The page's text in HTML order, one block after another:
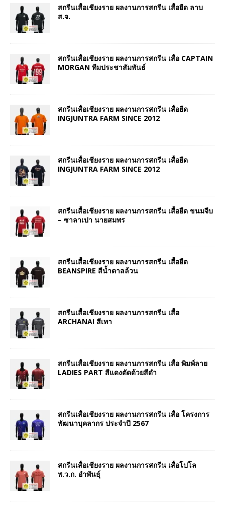
สกรีนเสื้อเชียงราย ผลงานการสกรีน เสื้อยืด ลาบ
ส.จ.
สกรีนเสื้อเชียงราย ผลงานการสกรีน เสื้อ CAPTAIN
MORGAN ทีมประชาสัมพันธ์
สกรีนเสื้อเชียงราย ผลงานการสกรีน เสื้อยืด
INGJUNTRA FARM SINCE 2012
สกรีนเสื้อเชียงราย ผลงานการสกรีน เสื้อยืด
INGJUNTRA FARM SINCE 2012
สกรีนเสื้อเชียงราย ผลงานการสกรีน เสื้อยืด ขนมจีบ
– ซาลาเปา นายสมพร
สกรีนเสื้อเชียงราย ผลงานการสกรีน เสื้อยืด
BEANSPIRE สีน้ำตาลล้วน
สกรีนเสื้อเชียงราย ผลงานการสกรีน เสื้อ
ARCHANAI สีเทา
สกรีนเสื้อเชียงราย ผลงานการสกรีน เสื้อ พิมพ์ลาย
LADIES PART สีแดงตัดด้วยสีดำ
สกรีนเสื้อเชียงราย ผลงานการสกรีน เสื้อ โครงการ
พัฒนาบุคลากร ประจำปี 2567
สกรีนเสื้อเชียงราย ผลงานการสกรีน เสื้อโปโล
พ.ว.ก. อำพันธุ์